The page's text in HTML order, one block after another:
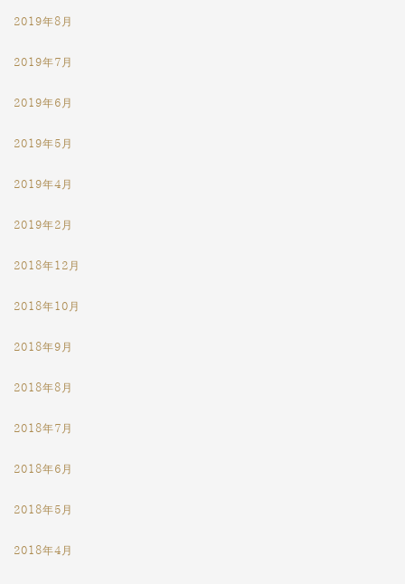
2019年8月
2019年7月
2019年6月
2019年5月
2019年4月
2019年2月
2018年12月
2018年10月
2018年9月
2018年8月
2018年7月
2018年6月
2018年5月
2018年4月